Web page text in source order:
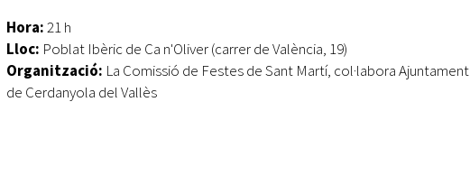
Hora:21 h
Lloc: Poblat Ibèric de Ca n'Oliver (carrer de València, 19)
Organització: La Comissió de Festes de Sant Martí, col·labora Ajuntament
de Cerdanyola del Vallès